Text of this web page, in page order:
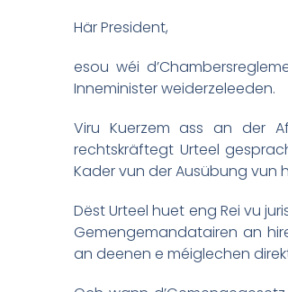
Här President,
esou wéi
Inneminister weiderzeleeden.
Viru Kuerzem ass an der
rechtskräftegt Urteel
Kader vun der Ausübung vun
Dëst Urteel huet eng Rei vu
Gemengemandatairen an
an deenen e méiglechen